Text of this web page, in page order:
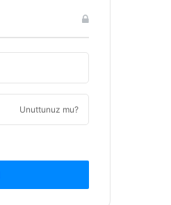
Unuttunuz mu?